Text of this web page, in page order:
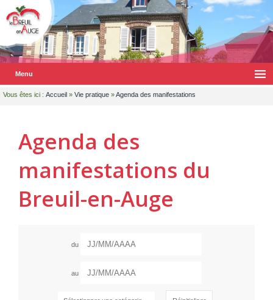
Menu
Vous êtes ici : Accueil » Vie pratique »Agenda des manifestations
Agenda des
manifestations du
Breuil-en-Auge
du
au